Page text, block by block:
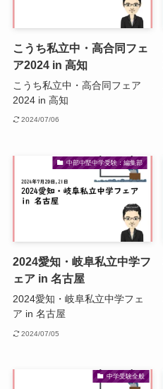
こうち私立中・高合同フェ
ア2024 in 高知
こうち私立中・高合同フェア
2024 in 高知
2024/07/06
中部中堅中学受験：編集部
2024愛知・岐阜私立中学フ
ェア in 名古屋
2024愛知・岐阜私立中学フェ
ア in 名古屋
2024/07/05
中学受験全般